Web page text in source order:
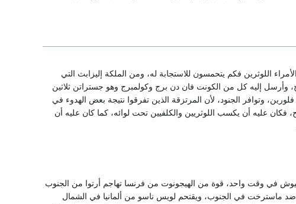
اللوثرين فكم يتحمسون للاستجابة له، ومن الملكة إليزابث التي
إليه كل من الكونت فان دن برج وكولمبرج وهو جستراتن ثلاثين
وتوافر الجنود، لأن المرتزقة الذين تفرقوا نتيجة بعض الهدوء في
فكان عليه أن يكسب اللوثريين والكلفيين تحت لوائه، كما كان عليه أن
في وقت واحد، قوة من الهيجونوت من فرنسا تهاجم أرتوا من الجنوب
ماسترخت في الجنوب، ويقتحم لويس ناسو من ألمانيا في الشمال